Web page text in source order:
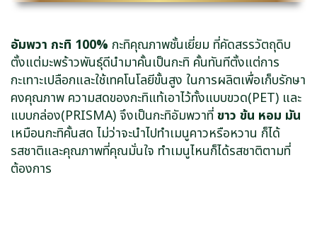
อัมพวา กะทิ 100% กะทิคุณภาพชั้นเยี่ยม ที่คัดสรรวัตถุดิบ
ตั้งแต่มะพร้าวพันธุ์ดีนำมาคั้นเป็นกะทิ คั้นทันทีตั้งแต่การ
กะเทาะเปลือกและใช้เทคโนโลยีขั้นสูง ในการผลิตเพื่อเก็บรักษา
คงคุณภาพ ความสดของกะทิแท้เอาไว้ทั้งแบบขวด(PET) และ
แบบกล่อง(PRISMA) จึงเป็นกะทิอัมพวาที่ขาว ข้น หอม มัน
เหมือนกะทิคั้นสด ไม่ว่าจะนำไปทำเมนูคาวหรือหวาน ก็ได้
รสชาติและคุณภาพที่คุณมั่นใจ ทำเมนูไหนก็ได้รสชาติตามที่
ต้องการ